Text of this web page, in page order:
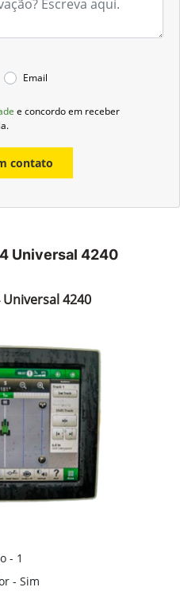
Email
e concordo em receber
contato
Universal 4240
4240
- 1
- Sim